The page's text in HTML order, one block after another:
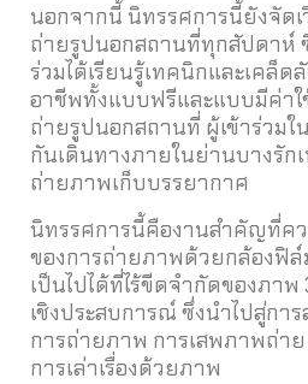
นอกจากนี้ นิทรรศการนี้ยังจัดเ
ถ่ายรูปนอกสถานที่ทุกสัปดาห์
ร่วมได้เรียนรู้เทคนิกและเคล็
อาชีพทั้งแบบฟรีและแบบมีค่าใ
ถ่ายรูปนอกสถานที่ ผู้เข้าร่วมใ
กันเดินทางภายในย่านบางรัก
ถ่ายภาพเก็บบรรยากาศ
นิทรรศการนี้คืองานสำคัญที่คว
ของการถ่ายภาพด้วยกล้องฟิ
เป็นไปได้ที่ไร้ขีดจำกัดของภา
เชิงประสบการณ์ ซึ่งนำไปสู่กา
การถ่ายภาพ การเสพภาพถ่า
การเล่าเรื่องด้วยภาพ